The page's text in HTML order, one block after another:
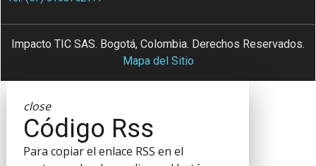
Impacto TIC SAS. Bogotá, Colombia. Derechos Reservados.
Mapa del Sitio
close
Código Rss
Para copiar el enlace RSS en el